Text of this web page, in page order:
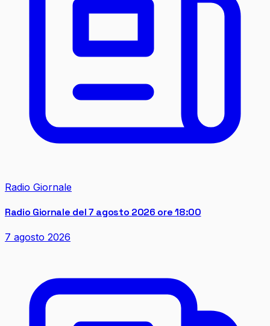
Radio Giornale
Radio Giornale del 7 agosto 2026 ore 18:00
7 agosto 2026